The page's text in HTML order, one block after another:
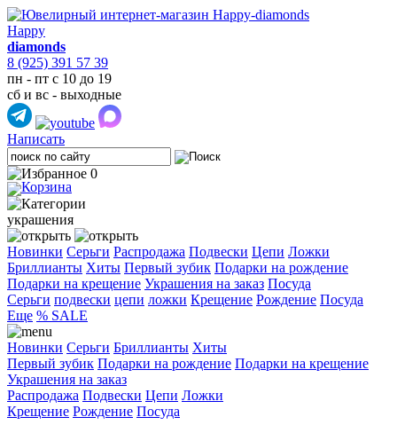
Happy
diamonds
8 (925) 391 57 39
пн - пт с 10 до 19
сб и вс - выходные
Написать
0
украшения
Новинки Серьги Распродажа Подвески Цепи Ложки
Бриллианты Хиты Первый зубик Подарки на рождение
Подарки на крещение Украшения на заказ Посуда
Cерьги подвески цепи ложки Крещение Рождение Посуда
Еще % SALE
Новинки Серьги Бриллианты Хиты
Первый зубик Подарки на рождение Подарки на крещение
Украшения на заказ
Распродажа Подвески Цепи Ложки
Крещение Рождение Посуда